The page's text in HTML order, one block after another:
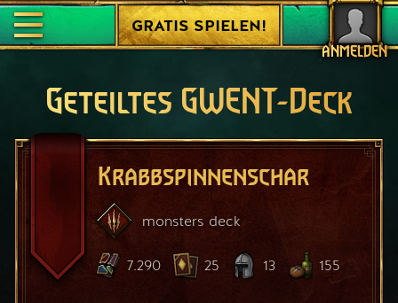
ANMELDEN
GRATIS SPIELEN!
Geteiltes GWENT-Deck
Krabbspinnenschar
monsters deck
7.290 25 13 155